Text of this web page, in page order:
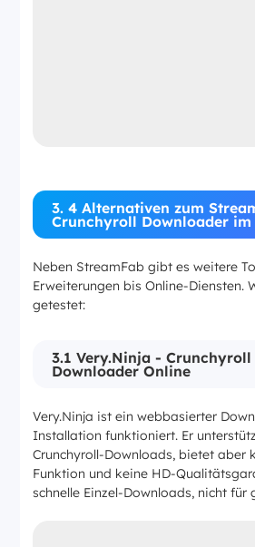
3. 4 Alternativen zum
Crunchyroll Downloader im
Neben StreamFab gibt es weitere
Erweiterungen bis Online-Diensten.
getestet:
3.1 Very.Ninja - Crunchyroll
Downloader Online
Very.Ninja ist ein webbasierter
Installation funktioniert. Er
Crunchyroll-Downloads, bietet aber
Funktion und keine HD-
schnelle Einzel-Downloads, nicht für